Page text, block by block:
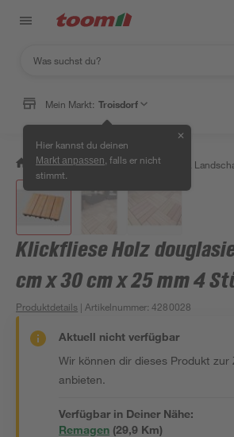
Mein Markt: Troisdorf
Hier kannst du deinen
Markt anpassen , falls er nicht
stimmt.
✕
/ Garten & Freizeit / Gartenbau &
Klickfliese Holz
cm x 30 cm x 25 mm 4
Produktdetails | Artikelnummer:4280028
Aktuell nicht verfügbar
Wir können dir dieses Produkt zur
anbieten.
Verfügbar in Deiner Nähe:
Remagen (29,9 Km)